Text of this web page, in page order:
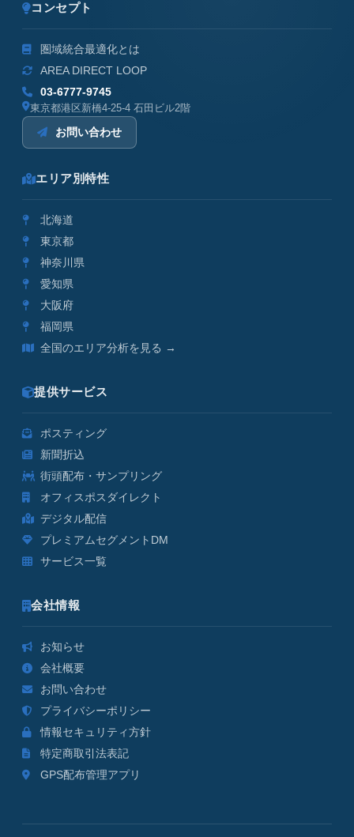
コンセプト
圏域統合最適化とは
AREA DIRECT LOOP
03-6777-9745
東京都港区新橋4-25-4 石田ビル2階
お問い合わせ
エリア別特性
北海道
東京都
神奈川県
愛知県
大阪府
福岡県
全国のエリア分析を見る →
提供サービス
ポスティング
新聞折込
街頭配布・サンプリング
オフィスポスダイレクト
デジタル配信
プレミアムセグメントDM
サービス一覧
会社情報
お知らせ
会社概要
お問い合わせ
プライバシーポリシー
情報セキュリティ方針
特定商取引法表記
GPS配布管理アプリ